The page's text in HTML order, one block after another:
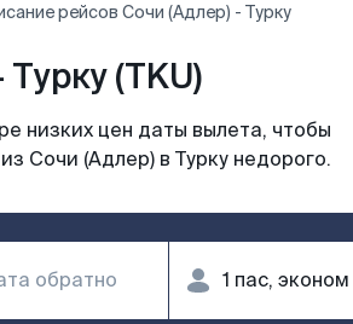
рейсов Сочи (Адлер) - Турку
(TKU)
низких цен даты вылета, чтобы
Сочи (Адлер) в Турку недорого.